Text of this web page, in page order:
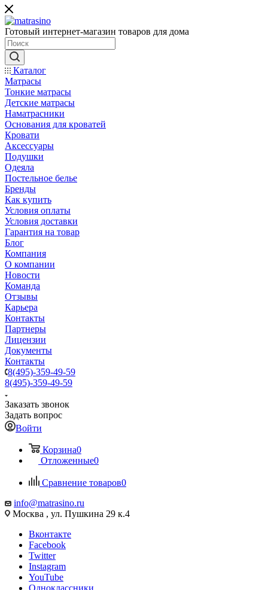
Готовый интернет-магазин товаров для дома
Каталог
Матрасы
Тонкие матрасы
Детские матрасы
Наматрасники
Основания для кроватей
Кровати
Аксессуары
Подушки
Одеяла
Постельное белье
Бренды
Как купить
Условия оплаты
Условия доставки
Гарантия на товар
Блог
Компания
О компании
Новости
Команда
Отзывы
Карьера
Контакты
Партнеры
Лицензии
Документы
Контакты
8(495)-359-49-59
8(495)-359-49-59
Заказать звонок
Задать вопрос
Войти
Корзина0
Отложенные0
Сравнение товаров0
info@matrasino.ru
Москва , ул. Пушкина 29 к.4
Вконтакте
Facebook
Twitter
Instagram
YouTube
Одноклассники